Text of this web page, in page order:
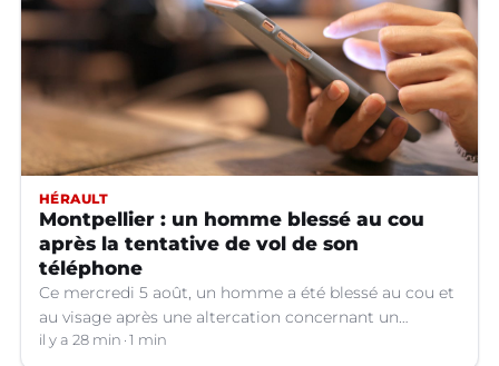
HÉRAULT
Montpellier : un homme blessé au cou
après la tentative de vol de son
téléphone
Ce mercredi 5 août, un homme a été blessé au cou et
au visage après une altercation concernant un
téléphone portable à Montpellier (Hérault).
il y a 28 min 1 min